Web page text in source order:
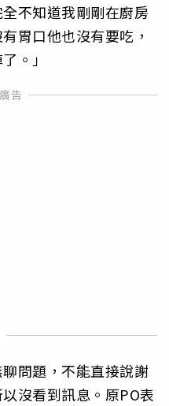
不知道我剛剛在廚房
胃口他也沒有要吃，
。」
問題，不能直接說謝
沒看到訊息。原PO表